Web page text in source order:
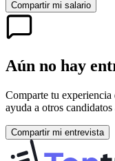
Compartir mi salario
Aún no hay
Comparte tu experiencia
ayuda a otros candidatos
Compartir mi entrevista